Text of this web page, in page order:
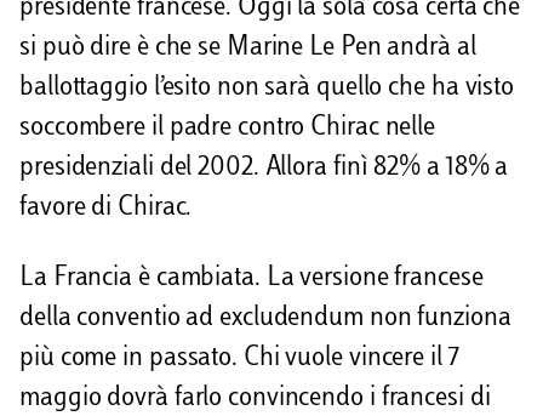
presidente francese. Oggi la sola cosa certa che
si può dire è che se Marine Le Pen andrà al
ballottaggio l’esito non sarà quello che ha visto
soccombere il padre contro Chirac nelle
presidenziali del 2002. Allora finì 82% a 18% a
favore di Chirac.
La Francia è cambiata. La versione francese
della conventio ad excludendum non funziona
più come in passato. Chi vuole vincere il 7
maggio dovrà farlo convincendo i francesi di